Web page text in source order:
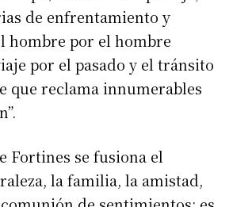
de enfrentamiento y
hombre por el hombre
por el pasado y el tránsito
que reclama innumerables
Fortines se fusiona el
la familia, la amistad,